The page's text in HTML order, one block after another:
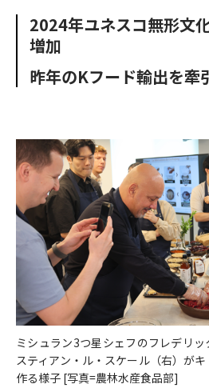
o
o
k
e
2024年ユネスコ無形文
増加
昨年のKフード輸出を
ミシュラン3つ星シェフのフレデリ
スティアン・ル・スケール（右）が
作る様子 [写真=農林水産食品部]